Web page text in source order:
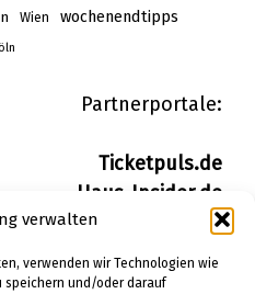
verwalten
verwenden wir Technologien wie
speichern und/oder darauf
Wien wochenendtipps
Partnerportale:
Ticketpuls.de
Haus-Insider.de
Wohn-Insider.de
Bau-Insider.de